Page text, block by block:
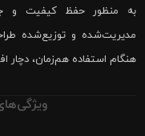
به منظور حفظ کیفیت و
مدیریت‌شده و توزیع‌شده
هنگام استفاده هم‌زمان، دچار